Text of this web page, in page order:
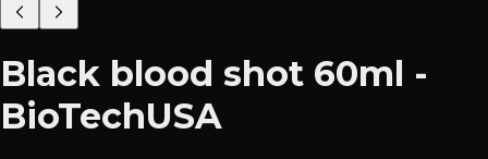
Black blood shot 60ml -
BioTechUSA